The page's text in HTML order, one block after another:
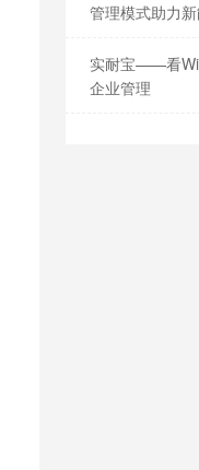
管理模式助力
实耐宝——看
企业管理